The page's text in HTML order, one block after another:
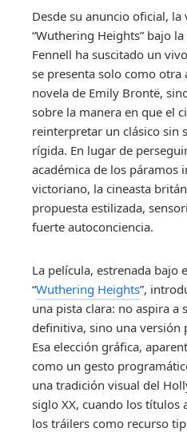
Desde su anuncio oficial,
“Wuthering Heights” bajo
Fennell ha suscitado un
se presenta solo como otra
novela de Emily Brontë,
sobre la manera en que el
reinterpretar un clásico sin
rígida. En lugar de
académica de los páramos
victoriano, la cineasta
propuesta estilizada,
fuerte autoconciencia.
La película, estrenada
“Wuthering Heights”,
una pista clara: no aspira a
definitiva, sino una versión
Esa elección gráfica,
como un gesto
una tradición visual del
siglo XX, cuando los títulos
los tráilers como recurso